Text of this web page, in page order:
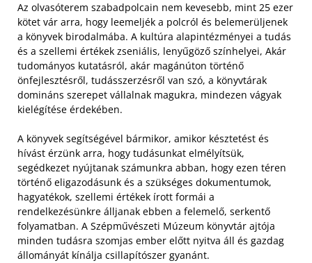
Az olvasóterem szabadpolcain nem kevesebb, mint 25 ezer
kötet vár arra, hogy leemeljék a polcról és belemerüljenek
a könyvek birodalmába. A kultúra alapintézményei a tudás
és a szellemi értékek zseniális, lenyűgöző színhelyei, Akár
tudományos kutatásról, akár magánúton történő
önfejlesztésről, tudásszerzésről van szó, a könyvtárak
domináns szerepet vállalnak magukra, mindezen vágyak
kielégítése érdekében.
A könyvek segítségével bármikor, amikor késztetést és
hívást érzünk arra, hogy tudásunkat elmélyítsük,
segédkezet nyújtanak számunkra abban, hogy ezen téren
történő eligazodásunk és a szükséges dokumentumok,
hagyatékok, szellemi értékek írott formái a
rendelkezésünkre álljanak ebben a felemelő, serkentő
folyamatban. A Szépművészeti Múzeum könyvtár ajtója
minden tudásra szomjas ember előtt nyitva áll és gazdag
állományát kínálja csillapítószer gyanánt.